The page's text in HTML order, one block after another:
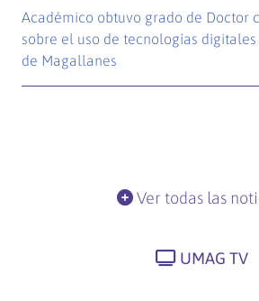
Académico obtuvo grado de Doctor
sobre el uso de tecnologías
de Magallanes
Ver todas las
UMAG TV